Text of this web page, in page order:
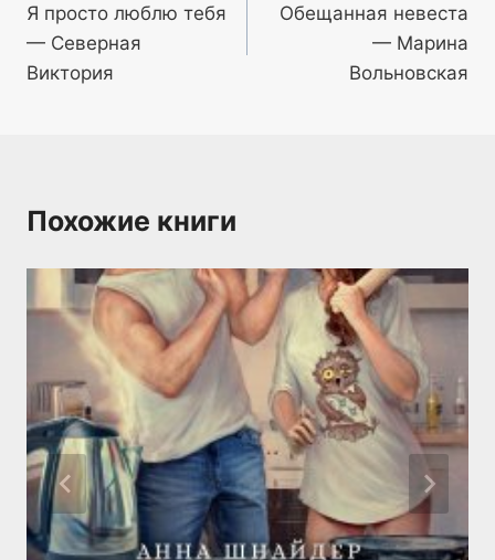
по
записям
Я просто люблю тебя
— Северная
Виктория
Обещанная невеста
— Марина
Вольновская
Похожие книги